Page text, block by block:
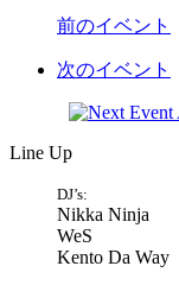
前のイベント
次のイベント
Line Up
DJ’s:
Nikka Ninja
WeS
Kento Da Way